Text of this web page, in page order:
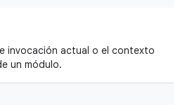
invocación actual o el contexto
un módulo.